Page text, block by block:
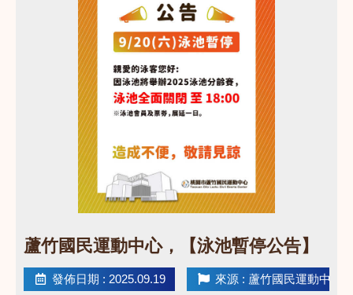
請持原信用卡、繳費憑證及發票至本中心辦理退
❤快來一起運動吧❤
課務部：03-2639066 #115
蘆竹國民運動中心，【泳池暫停公告】
發佈日期 : 2025.09.19 來源 : 蘆竹國民運動中心